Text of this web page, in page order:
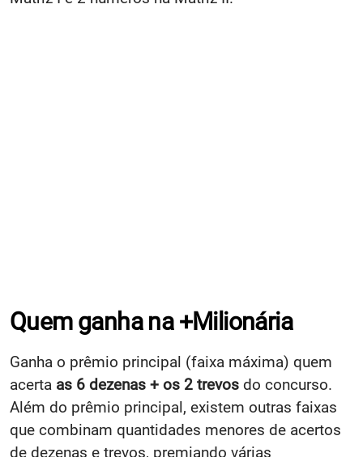
Quem ganha na +Milionária
Ganha o prêmio principal (faixa máxima) quem
acerta as 6 dezenas + os 2 trevos do concurso.
Além do prêmio principal, existem outras faixas
que combinam quantidades menores de acertos
de dezenas e trevos, premiando várias